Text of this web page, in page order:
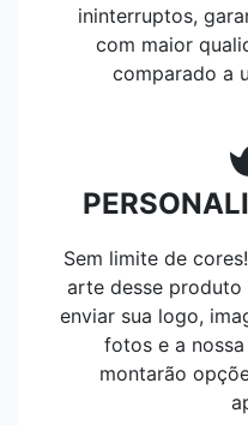
ininterruptos,
com maior
comparado a
Sem limite de
arte desse
enviar sua logo,
fotos e a
montarão